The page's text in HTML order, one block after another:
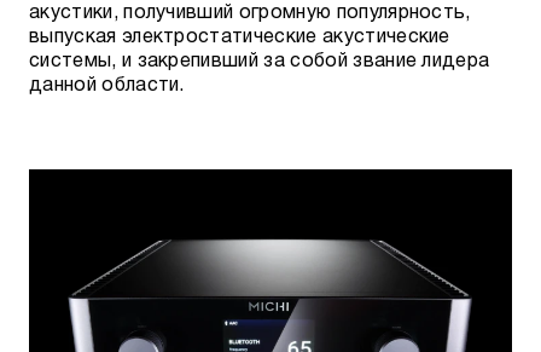
акустики, получивший огромную популярность,
выпуская электростатические акустические
системы, и закрепивший за собой звание лидера
данной области.